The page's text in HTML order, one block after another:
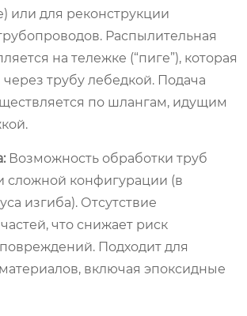
или для реконструкции
Распылительная
на тележке (“пиге”), которая
через трубу лебедкой. Подача
по шлангам, идущим
Возможность обработки труб
сложной конфигурации (в
изгиба). Отсутствие
что снижает риск
Подходит для
включая эпоксидные